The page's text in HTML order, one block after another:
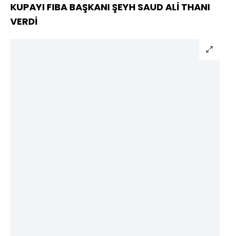
KUPAYI FIBA BAŞKANI ŞEYH SAUD ALİ THANI
VERDİ